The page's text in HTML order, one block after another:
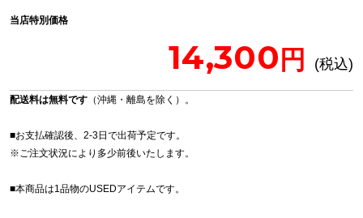
当店特別価格
14,300
配送料は無料です （沖縄・離島を除く）。
■お支払確認後、2-3日で出荷予定です。
※ご注文状況により多少前後いたします。
■本商品は1品物のUSEDアイテムです。